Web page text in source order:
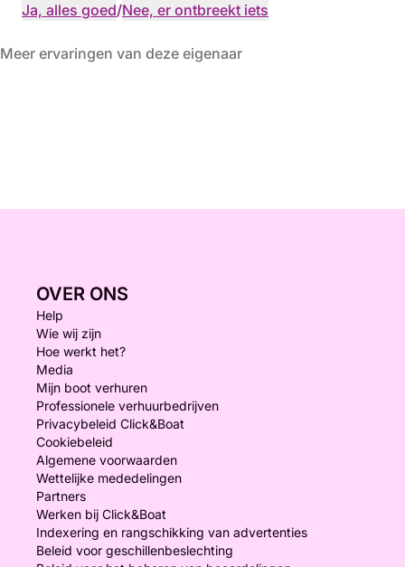
Ja, alles goed/Nee, er ontbreekt iets
Meer ervaringen van deze eigenaar
OVER ONS
Help
Wie wij zijn
Hoe werkt het?
Media
Mijn boot verhuren
Professionele verhuurbedrijven
Privacybeleid Click&Boat
Cookiebeleid
Algemene voorwaarden
Wettelijke mededelingen
Partners
Werken bij Click&Boat
Indexering en rangschikking van advertenties
Beleid voor geschillenbeslechting